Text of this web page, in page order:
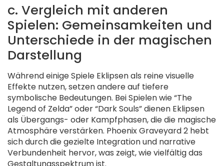
c. Vergleich mit anderen
Spielen: Gemeinsamkeiten und
Unterschiede in der magischen
Darstellung
Während einige Spiele Eklipsen als reine visuelle
Effekte nutzen, setzen andere auf tiefere
symbolische Bedeutungen. Bei Spielen wie “The
Legend of Zelda” oder “Dark Souls” dienen Eklipsen
als Übergangs- oder Kampfphasen, die die magische
Atmosphäre verstärken. Phoenix Graveyard 2 hebt
sich durch die gezielte Integration und narrative
Verbundenheit hervor, was zeigt, wie vielfältig das
Gestaltungsspektrum ist.